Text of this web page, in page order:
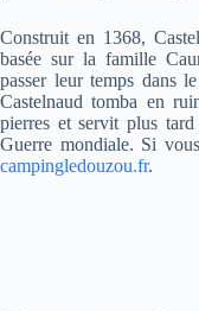
Construit en 1368,
basée sur la famille
passer leur temps dans
Castelnaud tomba en
pierres et servit plus tard
Guerre mondiale. Si
campingledouzou.fr.